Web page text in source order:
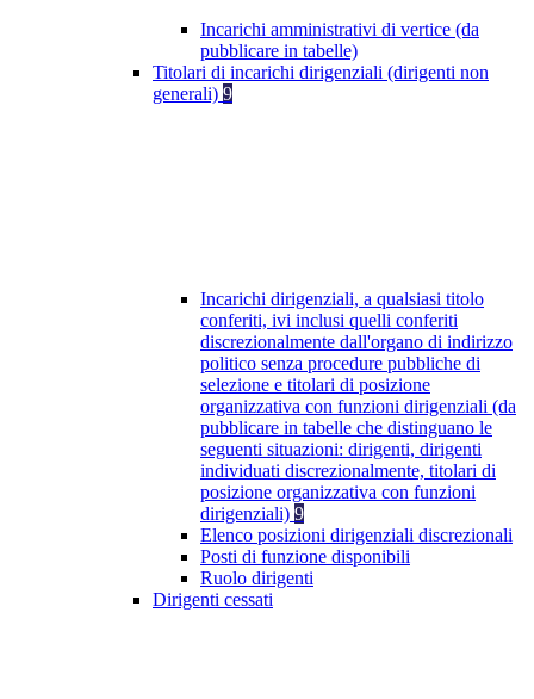
Incarichi amministrativi di vertice (da
pubblicare in tabelle)
Titolari di incarichi dirigenziali (dirigenti non
generali) 9
Incarichi dirigenziali, a qualsiasi titolo
conferiti, ivi inclusi quelli conferiti
discrezionalmente dall'organo di indirizzo
politico senza procedure pubbliche di
selezione e titolari di posizione
organizzativa con funzioni dirigenziali (da
pubblicare in tabelle che distinguano le
seguenti situazioni: dirigenti, dirigenti
individuati discrezionalmente, titolari di
posizione organizzativa con funzioni
dirigenziali) 9
Elenco posizioni dirigenziali discrezionali
Posti di funzione disponibili
Ruolo dirigenti
Dirigenti cessati